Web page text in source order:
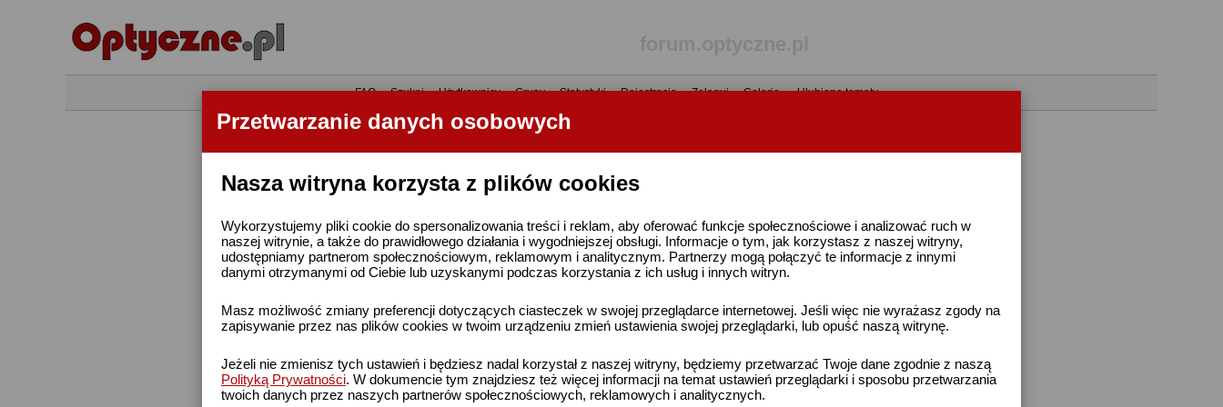
Przetwarzanie danych osobowych
Nasza witryna korzysta z plików cookies
Wykorzystujemy pliki cookie do spersonalizowania treści i reklam, aby oferować funkcje społecznościowe i analizować ruch w
naszej witrynie, a także do prawidłowego działania i wygodniejszej obsługi. Informacje o tym, jak korzystasz z naszej witryny,
udostępniamy partnerom społecznościowym, reklamowym i analitycznym. Partnerzy mogą połączyć te informacje z innymi
danymi otrzymanymi od Ciebie lub uzyskanymi podczas korzystania z ich usług i innych witryn.
Masz możliwość zmiany preferencji dotyczących ciasteczek w swojej przeglądarce internetowej. Jeśli więc nie wyrażasz zgody na
zapisywanie przez nas plików cookies w twoim urządzeniu zmień ustawienia swojej przeglądarki, lub opuść naszą witrynę.
Jeżeli nie zmienisz tych ustawień i będziesz nadal korzystał z naszej witryny, będziemy przetwarzać Twoje dane zgodnie z naszą
Polityką Prywatności. W dokumencie tym znajdziesz też więcej informacji na temat ustawień przeglądarki i sposobu przetwarzania
twoich danych przez naszych partnerów społecznościowych, reklamowych i analitycznych.
•FAQ•Szukaj•Użytkownicy•Grupy•Statystyki•Rejestracja•Zaloguj•Galerie• Ulubione tematy